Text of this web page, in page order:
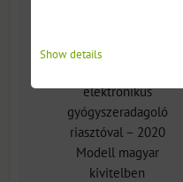
elektronikus
gyógyszeradagoló
riasztóval – 2020
Modell magyar
kivitelben
Show details